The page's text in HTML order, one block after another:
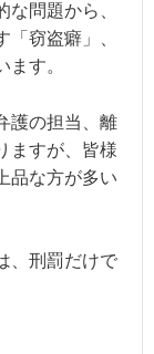
問題から、
窃盗癖」、
ます。
護の担当、離
ますが、皆様
品な方が多い
、刑罰だけで